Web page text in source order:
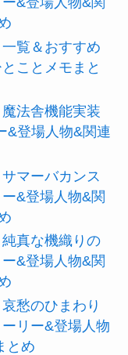
覧＆おすすめ
ことメモまと
法舎機能実装
&登場人物&関連
マーバカンス
&登場人物&関
真な機織りの
&登場人物&関
愁のひまわり
リー&登場人物
とめ